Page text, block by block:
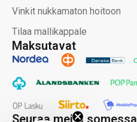
Maksutavat
Seuraa meitä somessa
Vinkit nukkamaton hoitoon
Tilaa mallikappale